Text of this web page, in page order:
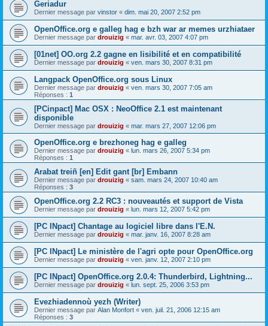
Geriadur
Dernier message par vinstor « dim. mai 20, 2007 2:52 pm
OpenOffice.org e galleg hag e bzh war ar memes urzhiataer
Dernier message par drouizig « mar. avr. 03, 2007 4:07 pm
[01net] OO.org 2.2 gagne en lisibilité et en compatibilité
Dernier message par drouizig « ven. mars 30, 2007 8:31 pm
Langpack OpenOffice.org sous Linux
Dernier message par drouizig « ven. mars 30, 2007 7:05 am
Réponses : 1
[PCinpact] Mac OSX : NeoOffice 2.1 est maintenant
disponible
Dernier message par drouizig « mar. mars 27, 2007 12:06 pm
OpenOffice.org e brezhoneg hag e galleg
Dernier message par drouizig « lun. mars 26, 2007 5:34 pm
Réponses : 1
Arabat treiñ [en] Edit gant [br] Embann
Dernier message par drouizig « sam. mars 24, 2007 10:40 am
Réponses : 3
OpenOffice.org 2.2 RC3 : nouveautés et support de Vista
Dernier message par drouizig « lun. mars 12, 2007 5:42 pm
[PC INpact] Chantage au logiciel libre dans l'E.N.
Dernier message par drouizig « mar. janv. 16, 2007 8:28 am
[PC INpact] Le ministère de l'agri opte pour OpenOffice.org
Dernier message par drouizig « ven. janv. 12, 2007 2:10 pm
[PC INpact] OpenOffice.org 2.0.4: Thunderbird, Lightning...
Dernier message par drouizig « lun. sept. 25, 2006 3:53 pm
Evezhiadennoù yezh (Writer)
Dernier message par Alan Monfort « ven. juil. 21, 2006 12:15 am
Réponses : 3